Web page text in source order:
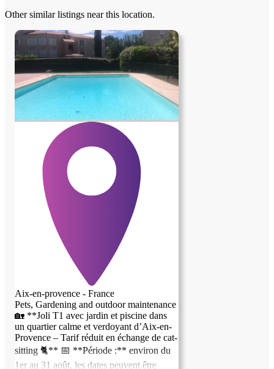
Other similar listings near this location.
Aix-en-provence - France
Pets, Gardening and outdoor maintenance
🏡 **Joli T1 avec jardin et piscine dans
un quartier calme et verdoyant d’Aix-en-
Provence – Tarif réduit en échange de cat-
sitting 🐈** 📅 **Période :** environ du
1er au 31 août, les dates peuvent être